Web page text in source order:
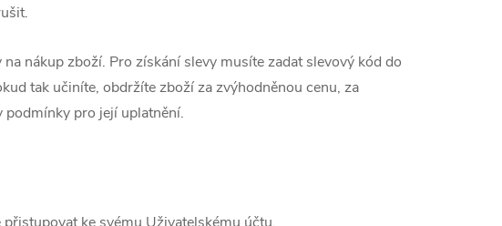
nákup zboží. Pro získání slevy musíte zadat slevový kód do
tak učiníte, obdržíte zboží za zvýhodněnou cenu, za
podmínky pro její uplatnění.